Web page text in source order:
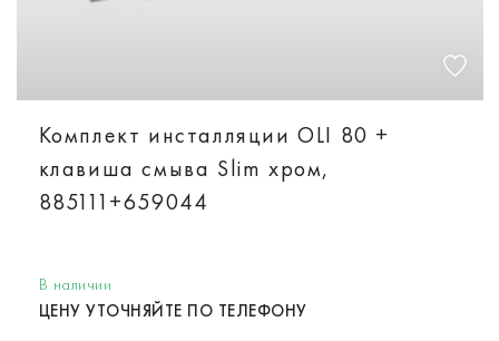
Комплект инсталляции OLI 80 +
клавиша смыва Slim хром,
885111+659044
В наличии
ЦЕНУ УТОЧНЯЙТЕ ПО ТЕЛЕФОНУ